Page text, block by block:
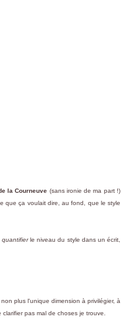
la Courneuve (sans ironie de ma part !)
que ça voulait dire, au fond, que le style
quantifierle niveau du style dans un écrit,
plus l'unique dimension à privilégier, à
pas mal de choses je trouve.